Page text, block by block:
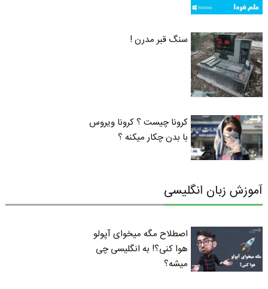
سنگ قبر مدرن !
کرونا چیست ؟ کرونا ویروس
با بدن چکار میکنه ؟
آموزش زبان انگلیسی
اصطلاح مگه میخوای آپولو
هوا کنی؟! به انگلیسی چی
میشه؟